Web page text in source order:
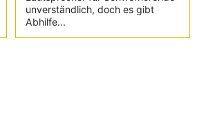
unverständlich, doch es gibt
Abhilfe...